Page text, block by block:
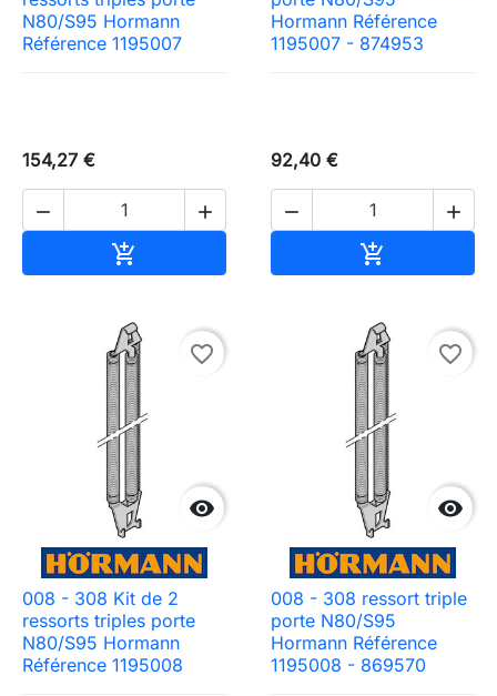
N80/S95 Hormann
Référence 1195007
154,27 €
 

Hormann Référence
1195007 - 874953
92,40 €
 


favorite_border
008 - 308 Kit de 2
ressorts triples porte
N80/S95 Hormann
Référence 1195008

favorite_border
008 - 308 ressort triple
porte N80/S95
Hormann Référence
1195008 - 869570